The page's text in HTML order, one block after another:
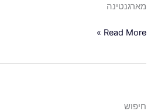
מארגנטינה
Read More »
חיפוש